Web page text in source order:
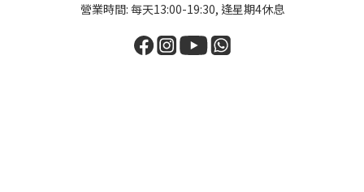
營業時間: 每天13:00-19:30, 逢星期4休息